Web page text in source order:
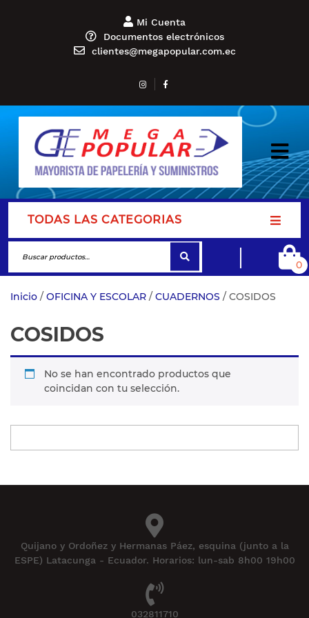
Mi Cuenta
Documentos electrónicos
clientes@megapopular.com.ec
TODAS LAS CATEGORIAS
0
Inicio / OFICINA Y ESCOLAR / CUADERNOS / COSIDOS
COSIDOS
No se han encontrado productos que
coincidan con tu selección.
Quijano y Ordoñez y Hermanas Páez, esquina (junto a la
ESPE) Latacunga - Ecuador. Horarios: lun-sab 8h00 19h00
032811710